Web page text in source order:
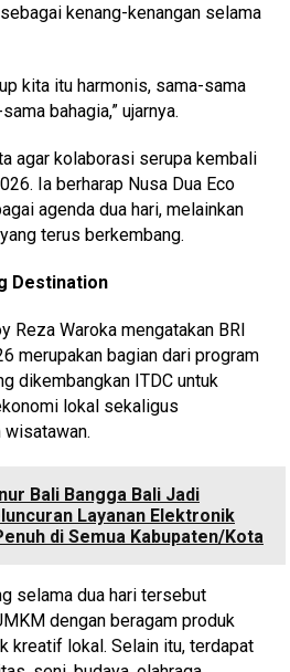
kenang-kenangan selama
kita itu harmonis, sama-sama
bahagia,” ujarnya.
agar kolaborasi serupa kembali
Ia berharap Nusa Dua Eco
agenda dua hari, melainkan
terus berkembang.
Destination
Reza Waroka mengatakan BRI
merupakan bagian dari program
dikembangkan ITDC untuk
lokal sekaligus
wisatawan.
Bali Bangga Bali Jadi
Layanan Elektronik
di Semua Kabupaten/Kota
selama dua hari tersebut
dengan beragam produk
kreatif lokal. Selain itu, terdapat